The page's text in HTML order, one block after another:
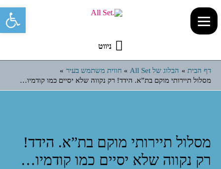
פתח
ניווט
דף הבית הבלוג של All Set
חווית משתמש בעיר
מסלול תיירותי מוקם בת”א. הידד! רק נקווה שלא יסיים כמו קודמיו…
מסלול תיירותי מוקם בת”א. הידד!
רק נקווה שלא יסיים כמו קודמיו…